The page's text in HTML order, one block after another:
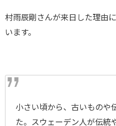
村雨辰剛さんが来日した理由
います。
小さい頃から、古いものや
た。スウェーデン人が伝統